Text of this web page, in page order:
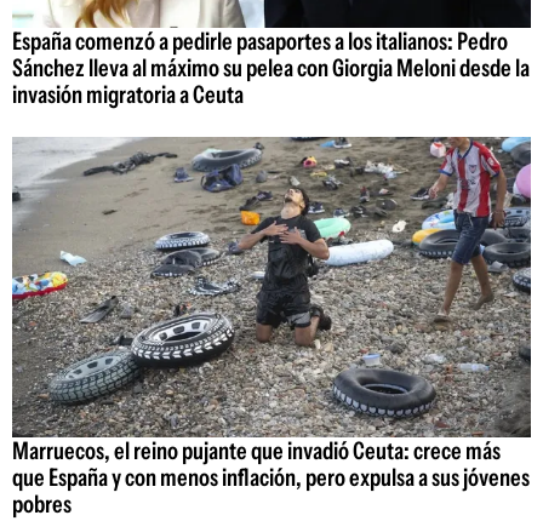
España comenzó a pedirle pasaportes a los italianos: Pedro
Sánchez lleva al máximo su pelea con Giorgia Meloni desde la
invasión migratoria a Ceuta
Marruecos, el reino pujante que invadió Ceuta: crece más
que España y con menos inflación, pero expulsa a sus jóvenes
pobres